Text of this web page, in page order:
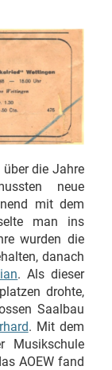
die Jahre
neue
mit dem
man ins
wurden die
danach
. Als dieser
drohte,
Saalbau
. Mit dem
Musikschule
AOEW fand